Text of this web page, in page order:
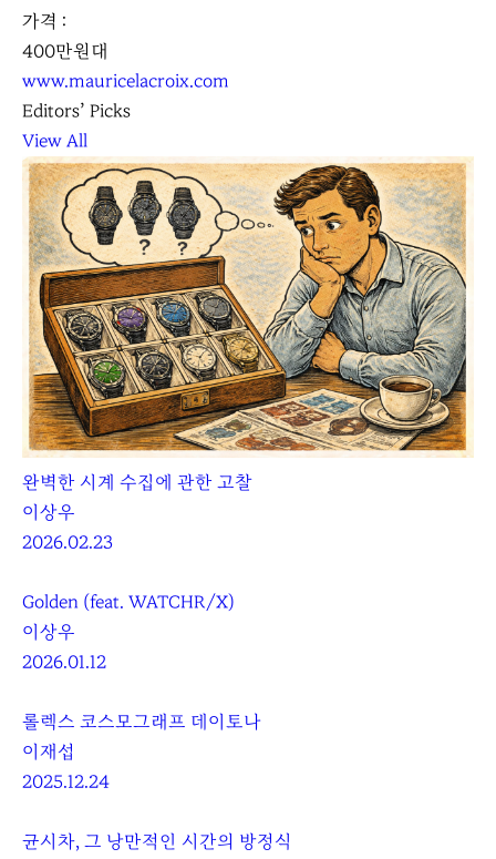
가격 :
400만원대
www.mauricelacroix.com
Editors’ Picks
View All
완벽한 시계 수집에 관한 고찰
이상우
2026.02.23
Golden (feat. WATCHR/X)
이상우
2026.01.12
롤렉스 코스모그래프 데이토나
이재섭
2025.12.24
균시차, 그 낭만적인 시간의 방정식